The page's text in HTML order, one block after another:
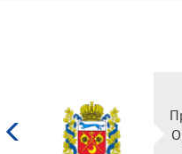
Министерство
культуры
Российской